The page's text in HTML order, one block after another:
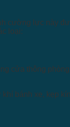
cường lực này
loại:
cửa thông
bánh xe, kẹp